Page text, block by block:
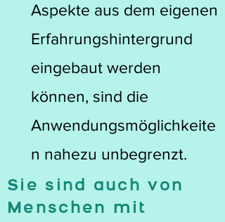
Aspekte aus dem eigenen
Erfahrungshintergrund
eingebaut werden
können, sind die
Anwendungsmöglichkeite
n nahezu unbegrenzt.
Sie sind auch von
Menschen mit